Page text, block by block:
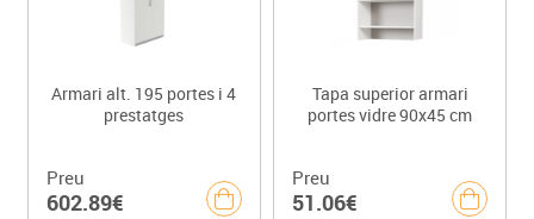
Armari alt. 195 portes i 4
prestatges
Preu
602.89€
Tapa superior armari
portes vidre 90x45 cm
Preu
51.06€